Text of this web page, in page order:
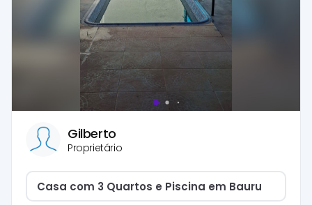
Gilberto
Proprietário
Casa com 3 Quartos e Piscina em Bauru